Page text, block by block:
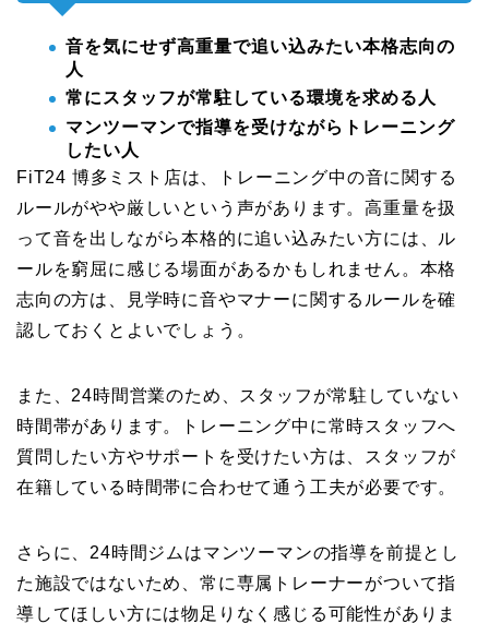
音を気にせず高重量で追い込みたい本格志向の
人
常にスタッフが常駐している環境を求める人
マンツーマンで指導を受けながらトレーニング
したい人
FiT24 博多ミスト店は、トレーニング中の音に関する
ルールがやや厳しいという声があります。高重量を扱
って音を出しながら本格的に追い込みたい方には、ル
ールを窮屈に感じる場面があるかもしれません。本格
志向の方は、見学時に音やマナーに関するルールを確
認しておくとよいでしょう。
また、24時間営業のため、スタッフが常駐していない
時間帯があります。トレーニング中に常時スタッフへ
質問したい方やサポートを受けたい方は、スタッフが
在籍している時間帯に合わせて通う工夫が必要です。
さらに、24時間ジムはマンツーマンの指導を前提とし
た施設ではないため、常に専属トレーナーがついて指
導してほしい方には物足りなく感じる可能性がありま